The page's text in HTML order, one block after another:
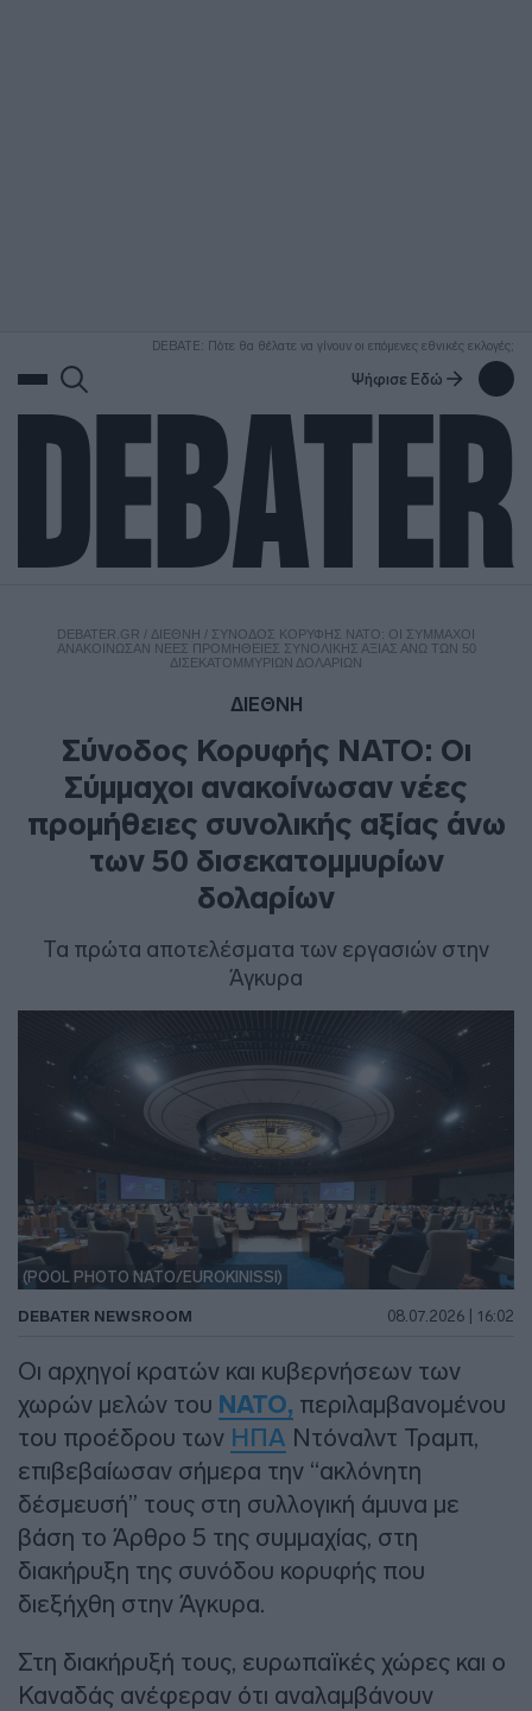
DEBATE: Πότε θα θέλατε να γίνουν οι επόμενες εθνικές εκλογές;
Ψήφισε Εδώ
DEBATER.GR / ΔΙΕΘΝΗ / ΣΎΝΟΔΟΣ ΚΟΡΥΦΉΣ ΝΑΤΟ: OΙ ΣΎΜΜΑΧΟΙ
ΑΝΑΚΟΊΝΩΣΑΝ ΝΈΕΣ ΠΡΟΜΉΘΕΙΕΣ ΣΥΝΟΛΙΚΉΣ ΑΞΊΑΣ ΆΝΩ ΤΩΝ 50
ΔΙΣΕΚΑΤΟΜΜΥΡΊΩΝ ΔΟΛΑΡΊΩΝ
ΔΙΕΘΝΗ
Σύνοδος Κορυφής ΝΑΤΟ: Oι
Σύμμαχοι ανακοίνωσαν νέες
προμήθειες συνολικής αξίας άνω
των 50 δισεκατομμυρίων
δολαρίων
Τα πρώτα αποτελέσματα των εργασιών στην
Άγκυρα
(POOL PHOTO NATO/EUROKINISSI)
DEBATER NEWSROOM 08.07.2026 | 16:02
Οι αρχηγοί κρατών και κυβερνήσεων των
χωρών μελών του ΝΑΤΟ, περιλαμβανομένου
του προέδρου των ΗΠΑ Ντόναλντ Τραμπ,
επιβεβαίωσαν σήμερα την “ακλόνητη
δέσμευσή” τους στη συλλογική άμυνα με
βάση το Άρθρο 5 της συμμαχίας, στη
διακήρυξη της συνόδου κορυφής που
διεξήχθη στην Άγκυρα.
Στη διακήρυξή τους, ευρωπαϊκές χώρες και ο
Καναδάς ανέφεραν ότι αναλαμβάνουν